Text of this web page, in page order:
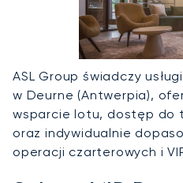
ASL Group świadczy
w Deurne (Antwerpia),
wsparcie lotu, dostęp do
oraz indywidualnie
operacji czarterowych i